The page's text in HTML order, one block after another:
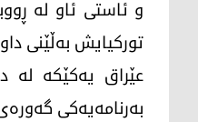
و ئاستی ئاو له‌
توركیایش به‌ڵێنی
عێراق یەکێکە لە
بەرنامەیەکی